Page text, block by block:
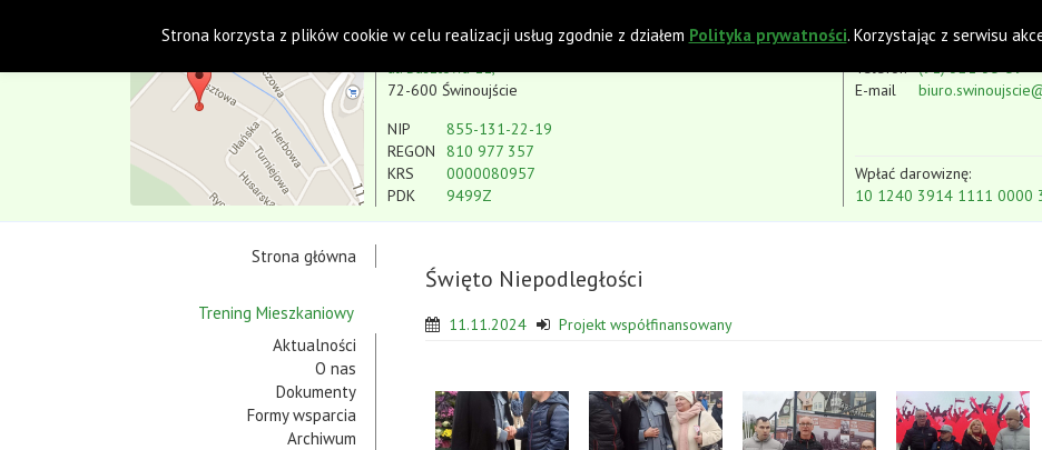
Koło w Świnoujściu
ul. Basztowa 11,
72-600 Świnoujście
NIP
REGON
KRS
PDK
855-131-22-19
810 977 357
0000080957
9499Z
Telefon
E-mail
(91) 321-35-59
Wpłać darowiznę:
10 1240 3914 1111 0000
Strona główna
Trening Mieszkaniowy
Aktualności
O nas
Dokumenty
Formy wsparcia
Archiwum
Święto Niepodległości
11.11.2024 Projekt współfinansowany
Strona korzysta z plików cookie w celu realizacji usług zgodnie z działem Polityka prywatności. Korzystając z serwisu